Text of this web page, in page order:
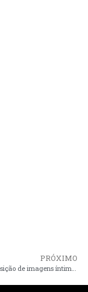
PRÓXIMO
Homem é preso por chantagem sexual e exposição de imagens íntimas em Santa Luzia do Paruá